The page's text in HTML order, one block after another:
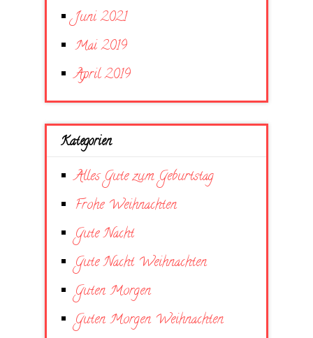
Juni 2021
Mai 2019
April 2019
Kategorien
Alles Gute zum Geburtstag
Frohe Weihnachten
Gute Nacht
Gute Nacht Weihnachten
Guten Morgen
Guten Morgen Weihnachten